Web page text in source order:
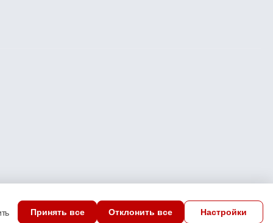
Принять все Отклонить все Настройки